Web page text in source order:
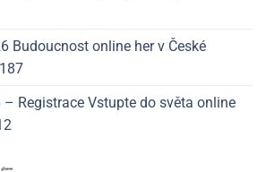
Budoucnost online her v České
Registrace Vstupte do světa online